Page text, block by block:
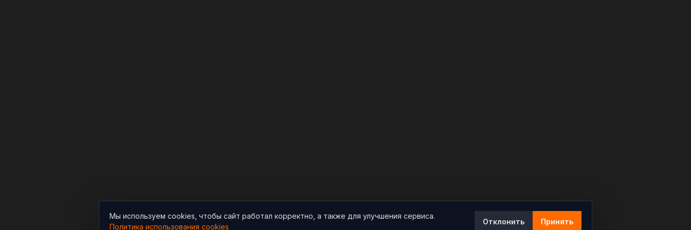
Мы используем cookies, чтобы сайт работал корректно, а также для улучшения сервиса.
Политика использования cookies
Отклонить Принять